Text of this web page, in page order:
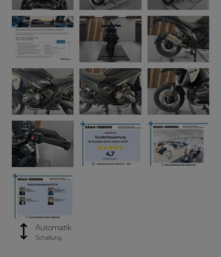
Automatik
Schaltung